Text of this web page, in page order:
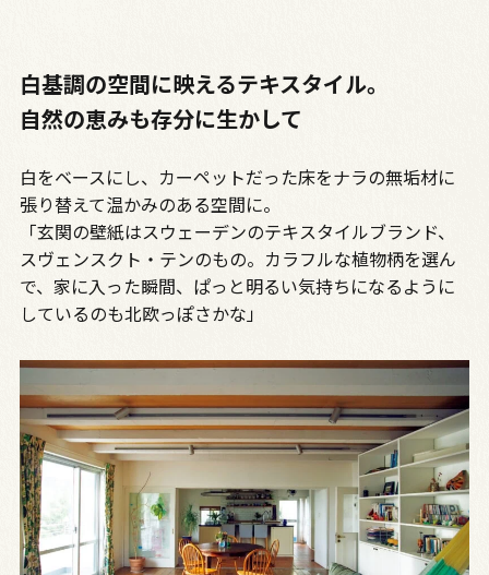
白基調の空間に映えるテキスタイル。
自然の恵みも存分に生かして
白をベースにし、カーペットだった床をナラの無垢材に
張り替えて温かみのある空間に。
「玄関の壁紙はスウェーデンのテキスタイルブランド、
スヴェンスクト・テンのもの。カラフルな植物柄を選ん
で、家に入った瞬間、ぱっと明るい気持ちになるように
しているのも北欧っぽさかな」